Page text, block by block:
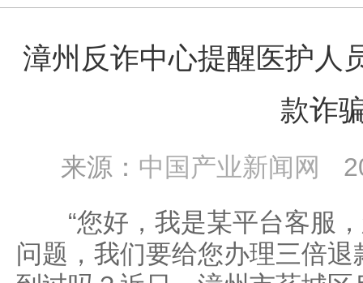
漳州反诈中心提醒医护人
款诈
来源： 中国产业新闻网
“您好，我是某平台客服，
问题，我们要给您办理三倍